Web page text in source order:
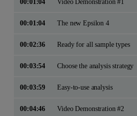
00:01:04 The new Epsilon 4
00:02:36 Ready for all sample types
00:03:54 Choose the analysis strategy
00:03:59 Easy-to-use analysis
00:04:46 Video Demonstration #2